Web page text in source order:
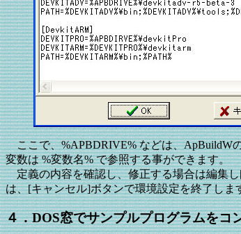
ここで、%APBDRIVE% などは、ApBuildW
変数は %変数名% で参照する事ができます。
定義の内容を確認し、修正する場合は編集し
は、[キャンセル]ボタンで環境設定を終了しま
４．DOS窓でサンプルプログラムをコ